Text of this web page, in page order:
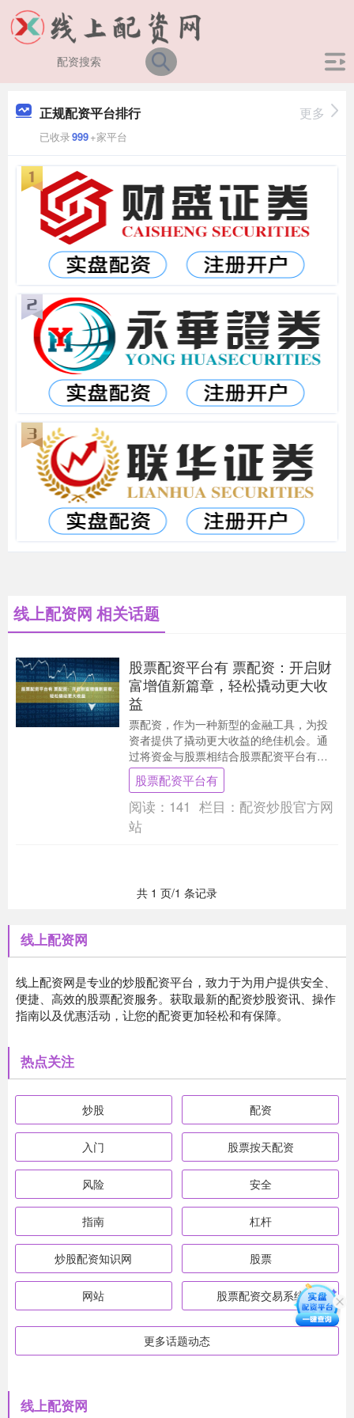
正规配资平台排行
已收录999+家平台
更多
线上配资网 相关话题
股票配资平台有 票配资：开启财
富增值新篇章，轻松撬动更大收
益
票配资，作为一种新型的金融工具，为投
资者提供了撬动更大收益的绝佳机会。通
过将资金与股票相结合股票配资平台有，
投资者可以放大投资规模，从而获得更高
的潜在回报。 *....
股票配资平台有
阅读： 141 栏目： 配资炒股官方网
站
共 1 页/1 条记录
线上配资网
线上配资网是专业的炒股配资平台，致力于为用户提供安全、
便捷、高效的股票配资服务。获取最新的配资炒股资讯、操作
指南以及优惠活动，让您的配资更加轻松和有保障。
热点关注
炒股 配资
入门 股票按天配资
风险 安全
指南 杠杆
炒股配资知识网 股票
网站 股票配资交易系统
更多话题动态
线上配资网